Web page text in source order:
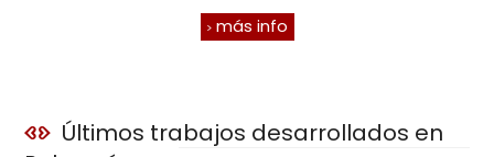
más info
Últimos trabajos desarrollados en